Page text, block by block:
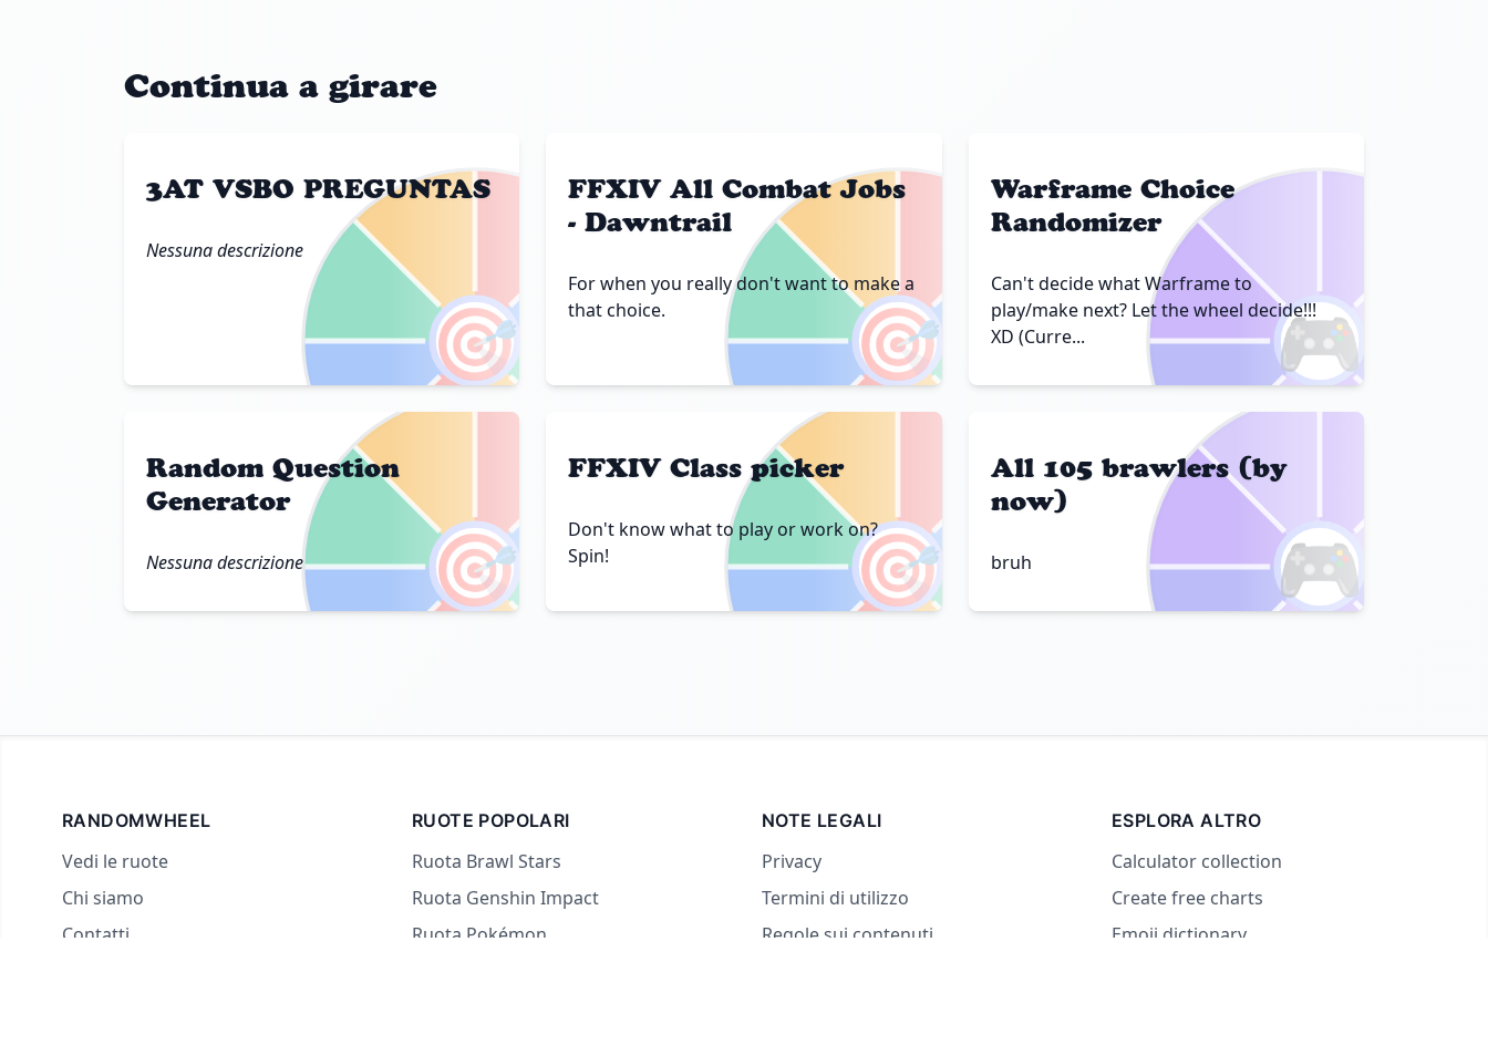
Continua a girare
🎯
3AT VSBO PREGUNTAS
Nessuna descrizione
🎯
FFXIV All Combat Jobs
- Dawntrail
For when you really don't want to make a
that choice.
🎮
Warframe Choice
Randomizer
Can't decide what Warframe to
play/make next? Let the wheel decide!!!
XD (Curre...
🎯
Random Question
Generator
Nessuna descrizione 🎯
FFXIV Class picker
Don't know what to play or work on?
Spin!
🎮
All 105 brawlers (by
now)
bruh
RANDOMWHEEL
Vedi le ruote
Chi siamo
Contatti
RUOTE POPOLARI
Ruota Brawl Stars
Ruota Genshin Impact
Ruota Pokémon
NOTE LEGALI
Privacy
Termini di utilizzo
Regole sui contenuti
ESPLORA ALTRO
Calculator collection
Create free charts
Emoji dictionary